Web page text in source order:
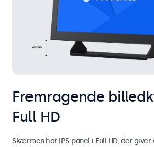
Fremragende
Full HD
Skærmen har IPS-panel i Full HD, der